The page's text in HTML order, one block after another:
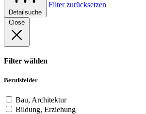
Detailsuche
Filter zurücksetzen
Close
Filter wählen
Berufsfelder
Bau, Architektur
Bildung, Erziehung